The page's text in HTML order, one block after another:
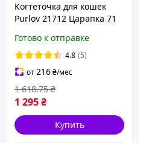
Когтеточка для кошек
Purlov 21712 Царапка 71
Готово к отправке
4.8 (5)
от216₴/мес
1 295₴
1 618.75 ₴
Купить